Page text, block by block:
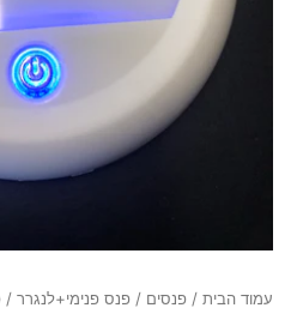
עמוד הבית / פנסים / פנס פנימי+לנגרר